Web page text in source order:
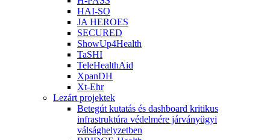
HAI-SO
JA HEROES
SECURED
ShowUp4Health
TaSHI
TeleHealthAid
XpanDH
Xt-Ehr
Lezárt projektek
Betegút kutatás és dashboard kritikus
infrastruktúra védelmére járványügyi
válsághelyzetben